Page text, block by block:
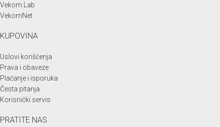
Vekom Lab
VekomNet
KUPOVINA
Uslovi korišćenja
Prava i obaveze
Plaćanje i isporuka
Česta pitanja
Korisnički servis
PRATITE NAS